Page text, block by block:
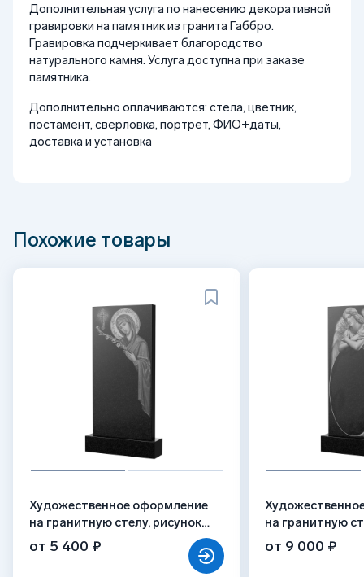
Дополнительная услуга по нанесению декоративной
гравировки на памятник из гранита Габбро.
Гравировка подчеркивает благородство
натурального камня. Услуга доступна при заказе
памятника.
Дополнительно оплачиваются: стела, цветник,
постамент, сверловка, портрет, ФИО+даты,
доставка и установка
Похожие товары
Художественное оформление
на гранитную стелу, рисунок
ВХО-035
от 5 400 ₽
на гранитную
ВХО-016
от 9 000 ₽